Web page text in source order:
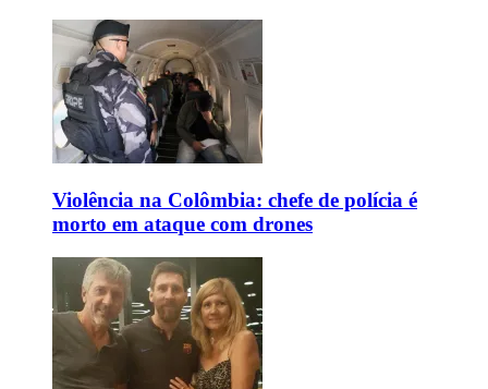
Violência na Colômbia: chefe de polícia é
morto em ataque com drones